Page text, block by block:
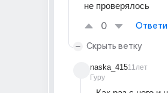
не проверялось
0
Скрыть ветку
naska_415
Гуру
11лет